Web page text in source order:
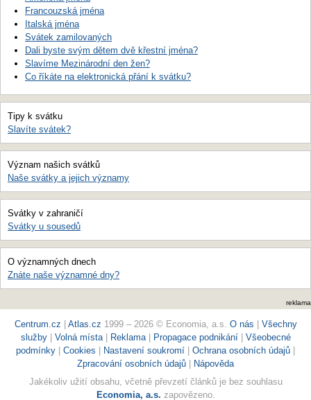
Francouzská jména
Italská jména
Svátek zamilovaných
Dali byste svým dětem dvě křestní jména?
Slavíme Mezinárodní den žen?
Co říkáte na elektronická přání k svátku?
Tipy k svátku
Slavíte svátek?
Význam našich svátků
Naše svátky a jejich významy
Svátky v zahraničí
Svátky u sousedů
O významných dnech
Znáte naše významné dny?
reklama
Centrum.cz Atlas.cz 1999 – 2026 © Economia, a.s. O nás
Všechny
služby
Volná místa| Reklama Propagace podnikání| Všeobecné
podmínky
Cookies Nastavení soukromí Ochrana osobních údajů
Zpracování osobních údajů
Nápověda
Jakékoliv užití obsahu, včetně převzetí článků je bez souhlasu
Economia, a.s. zapovězeno.